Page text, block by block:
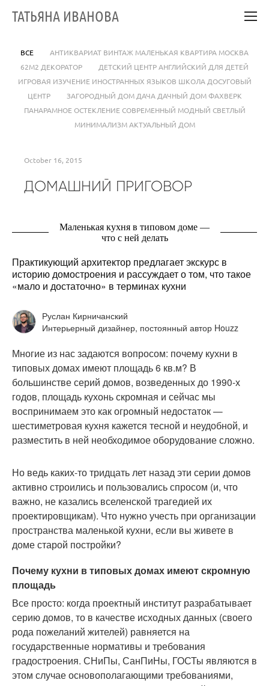
ТАТЬЯНА ИВАНОВА
ВСЕ
АНТИКВАРИАТ ВИНТАЖ МАЛЕНЬКАЯ КВАРТИРА МОСКВА
62М2 ДЕКОРАТОР
ДЕТСКИЙ ЦЕНТР АНГЛИЙСКИЙ ДЛЯ ДЕТЕЙ
ИГРОВАЯ ИЗУЧЕНИЕ ИНОСТРАННЫХ ЯЗЫКОВ ШКОЛА ДОСУГОВЫЙ
ЦЕНТР
ЗАГОРОДНЫЙ ДОМ ДАЧА ДАЧНЫЙ ДОМ ФАХВЕРК
ПАНАРАМНОЕ ОСТЕКЛЕНИЕ СОВРЕМЕННЫЙ МОДНЫЙ СВЕТЛЫЙ
МИНИМАЛИЗМ АКТУАЛЬНЫЙ ДОМ
October 16, 2015
ДОМАШНИЙ ПРИГОВОР
Маленькая кухня в типовом доме —
что с ней делать
Практикующий архитектор предлагает экскурс в
историю домостроения и рассуждает о том, что такое
«мало и достаточно» в терминах кухни
Руслан Кирничанский
Интерьерный дизайнер, постоянный автор Houzz
Многие из нас задаются вопросом: почему кухни в
типовых домах имеют площадь 6 кв.м? В
большинстве серий домов, возведенных до 1990-х
годов, площадь кухонь скромная и сейчас мы
воспринимаем это как огромный недостаток —
шестиметровая кухня кажется тесной и неудобной, и
разместить в ней необходимое оборудование сложно.
Но ведь каких-то тридцать лет назад эти серии домов
активно строились и пользовались спросом (и, что
важно, не казались вселенской трагедией их
проектировщикам). Что нужно учесть при организации
пространства маленькой кухни, если вы живете в
доме старой постройки?
Почему кухни в типовых домах имеют скромную
площадь
Все просто: когда проектный институт разрабатывает
серию домов, то в качестве исходных данных (своего
рода пожеланий жителей) равняется на
государственные нормативы и требования
градостроения. СНиПы, СанПиНы, ГОСТы являются в
этом случае основополагающими требованиями,